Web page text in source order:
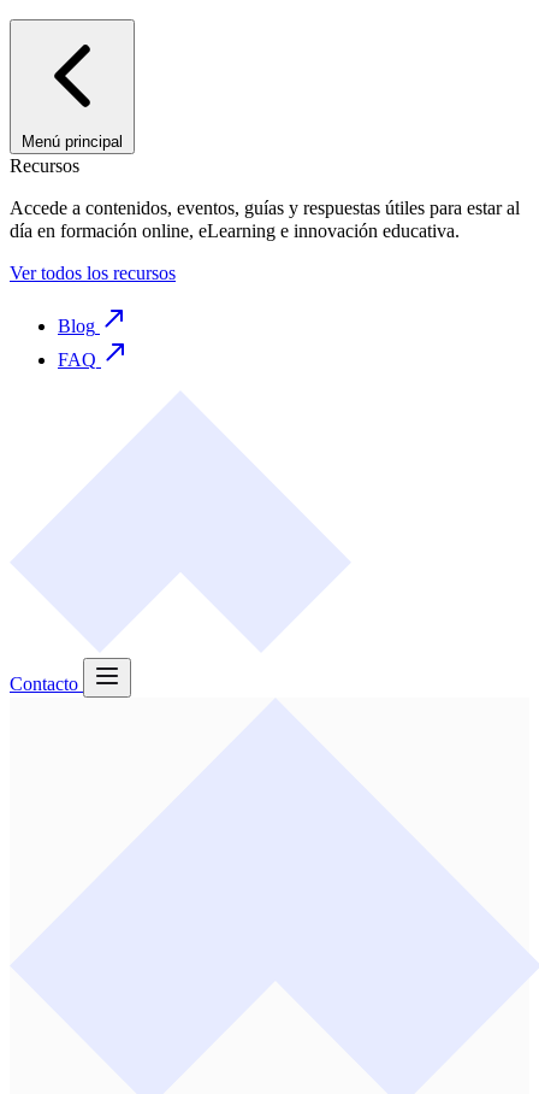
Menú principal
Recursos
Accede a contenidos, eventos, guías y respuestas útiles para estar al
día en formación online, eLearning e innovación educativa.
Ver todos los recursos
Blog
FAQ
Contacto